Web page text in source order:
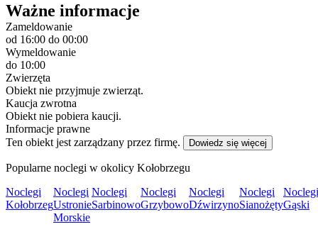
Ważne informacje
Zameldowanie
od 16:00 do 00:00
Wymeldowanie
do 10:00
Zwierzęta
Obiekt nie przyjmuje zwierząt.
Kaucja zwrotna
Obiekt nie pobiera kaucji.
Informacje prawne
Ten obiekt jest zarządzany przez firmę.
Dowiedz się więcej
Popularne noclegi w okolicy Kołobrzegu
Noclegi
Kołobrzeg
Noclegi
Ustronie
Morskie
Noclegi
Sarbinowo
Noclegi
Grzybowo
Noclegi
Dźwirzyno
Noclegi
Sianożęty
Noclegi
Gąski